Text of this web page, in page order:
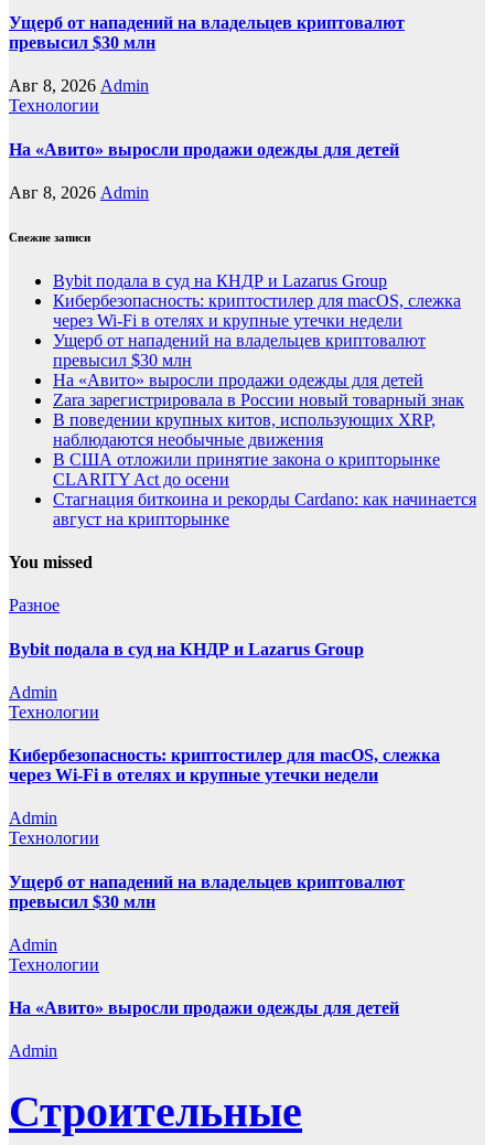
Ущерб от нападений на владельцев криптовалют
превысил $30 млн
Авг 8, 2026 Admin
Технологии
На «Авито» выросли продажи одежды для детей
Авг 8, 2026 Admin
Свежие записи
Bybit подала в суд на КНДР и Lazarus Group
Кибербезопасность: криптостилер для macOS, слежка
через Wi-Fi в отелях и крупные утечки недели
Ущерб от нападений на владельцев криптовалют
превысил $30 млн
На «Авито» выросли продажи одежды для детей
Zara зарегистрировала в России новый товарный знак
В поведении крупных китов, использующих XRP,
наблюдаются необычные движения
В США отложили принятие закона о крипторынке
CLARITY Act до осени
Стагнация биткоина и рекорды Cardano: как начинается
август на крипторынке
You missed
Разное
Bybit подала в суд на КНДР и Lazarus Group
Admin
Технологии
Кибербезопасность: криптостилер для macOS, слежка
через Wi-Fi в отелях и крупные утечки недели
Admin
Технологии
Ущерб от нападений на владельцев криптовалют
превысил $30 млн
Admin
Технологии
На «Авито» выросли продажи одежды для детей
Admin
Строительные